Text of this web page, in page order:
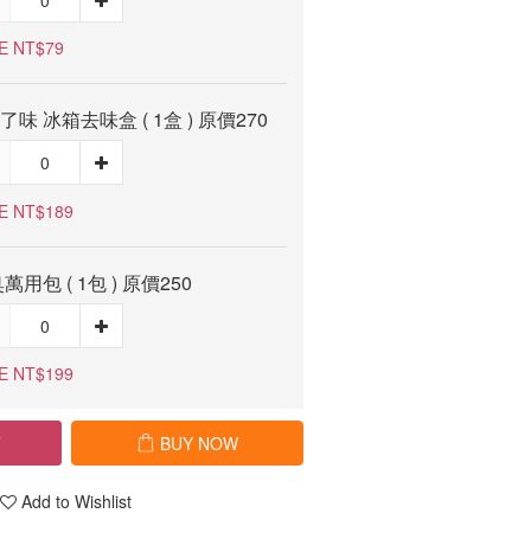
NT$79
味 冰箱去味盒 ( 1盒 ) 原價270
NT$189
用包 ( 1包 ) 原價250
NT$199
BUY NOW
Add to Wishlist